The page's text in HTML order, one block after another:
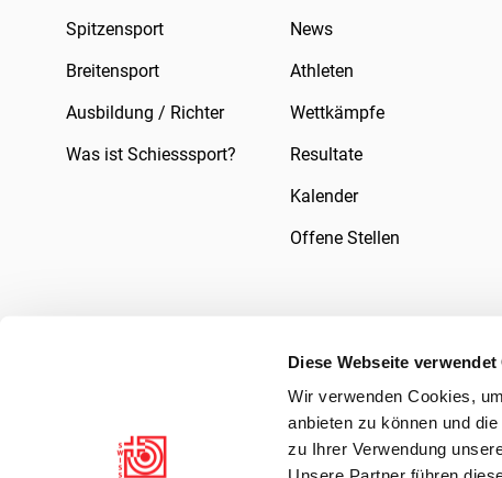
Diese Webseite verwendet
Wir verwenden Cookies,
anbieten zu können und
zu Ihrer Verwendung
Spitzensport
Breitensport
Ausbildung / Richter
Was ist Schiesssport?
News
Athleten
Wettkämpfe
Resultate
Kalender
Offene Stellen